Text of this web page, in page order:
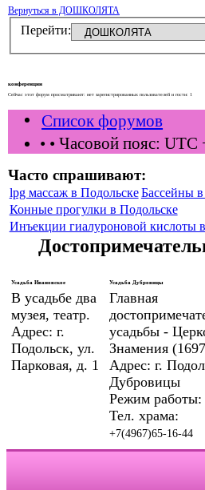
Вернуться в ДОШКОЛЯТА
Перейти:
конференции
Сейчас этот форум просматривают: нет зарегистрированных пользователей и гости: 1
Список форумов
• • Часовой пояс: UTC
Часто спрашивают:
lpg массаж в Подольске Бассейны
Конные прогулки в Подольске
Инъекции гиалуроновой кислоты
Усадьба Ивановское
В усадьбе два
музея, театр.
Адрес: г.
Подольск, ул.
Парковая, д. 1
Усадьба Дубровицы
Главная
усадьбы -
Знамения
Адрес: г.
Дубровицы
Режим работы:
Тел. храма:
+7(4967)65-16-44